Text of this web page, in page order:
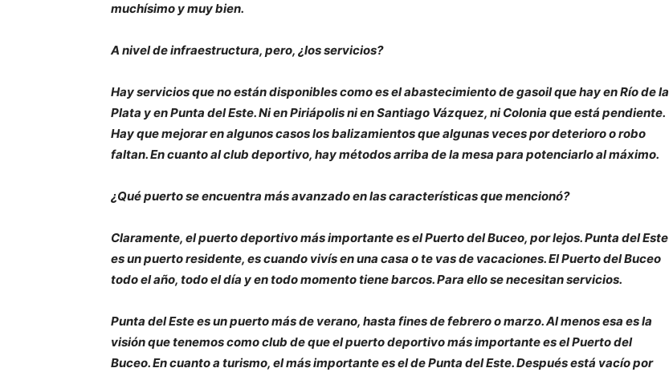
muchísimo y muy bien.
A nivel de infraestructura, pero, ¿los servicios?
Hay servicios que no están disponibles como es el abastecimiento de gasoil que hay en Río de la
Plata y en Punta del Este. Ni en Piriápolis ni en Santiago Vázquez, ni Colonia que está pendiente.
Hay que mejorar en algunos casos los balizamientos que algunas veces por deterioro o robo
faltan. En cuanto al club deportivo, hay métodos arriba de la mesa para potenciarlo al máximo.
¿Qué puerto se encuentra más avanzado en las características que mencionó?
Claramente, el puerto deportivo más importante es el Puerto del Buceo, por lejos. Punta del Este
es un puerto residente, es cuando vivís en una casa o te vas de vacaciones. El Puerto del Buceo
todo el año, todo el día y en todo momento tiene barcos. Para ello se necesitan servicios.
Punta del Este es un puerto más de verano, hasta fines de febrero o marzo. Al menos esa es la
visión que tenemos como club de que el puerto deportivo más importante es el Puerto del
Buceo. En cuanto a turismo, el más importante es el de Punta del Este. Después está vacío por